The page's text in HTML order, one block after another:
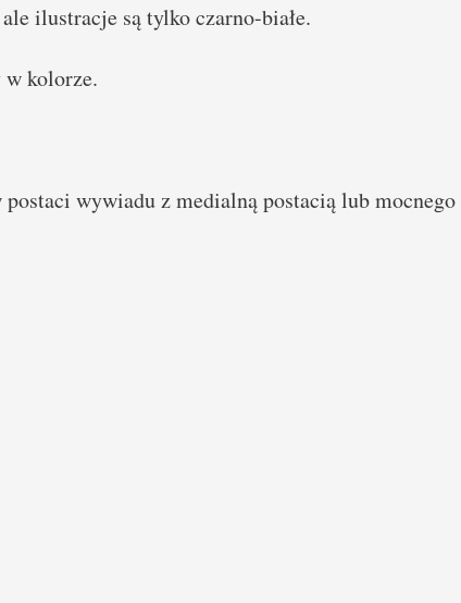
ilustracje są tylko czarno-białe.
kolorze.
wywiadu z medialną postacią lub